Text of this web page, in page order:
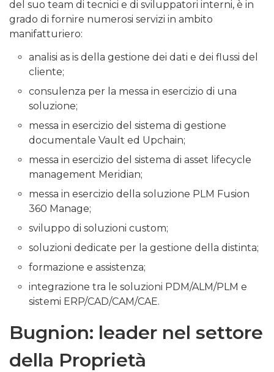
del suo team di tecnici e di sviluppatori interni, è in
grado di fornire numerosi servizi in ambito
manifatturiero:
analisi as is della gestione dei dati e dei flussi del
cliente;
consulenza per la messa in esercizio di una
soluzione;
messa in esercizio del sistema di gestione
documentale Vault ed Upchain;
messa in esercizio del sistema di asset lifecycle
management Meridian;
messa in esercizio della soluzione PLM Fusion
360 Manage;
sviluppo di soluzioni custom;
soluzioni dedicate per la gestione della distinta;
formazione e assistenza;
integrazione tra le soluzioni PDM/ALM/PLM e
sistemi ERP/CAD/CAM/CAE.
Bugnion: leader nel settore
della Proprietà